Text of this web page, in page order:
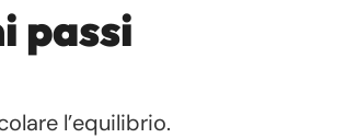
passi
l’equilibrio.